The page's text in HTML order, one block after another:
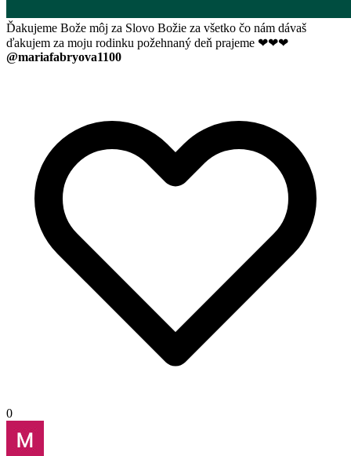
Ďakujeme Bože môj za Slovo Božie za všetko čo nám dávaš
ďakujem za moju rodinku požehnaný deň prajeme ❤❤❤
@mariafabryova1100
0